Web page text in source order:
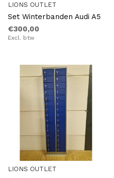
LIONS OUTLET
Set Winterbanden Audi A5
€300,00
Excl. btw
LIONS OUTLET